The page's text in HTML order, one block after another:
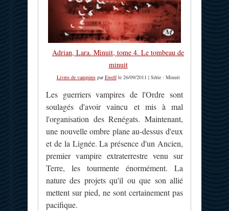
Adrian, Lara. Minuit, tome 4. Le tombeau de
minuit
Livres de vampiresparEwelfle 26/09/2011 | Série : Minuit
Les guerriers vampires de l'Ordre sont
soulagés d'avoir vaincu et mis à mal
l'organisation des Renégats. Maintenant,
une nouvelle ombre plane au-dessus d'eux
et de la Lignée. La présence d'un Ancien,
premier vampire extraterrestre venu sur
Terre, les tourmente énormément. La
nature des projets qu'il ou que son allié
mettent sur pied, ne sont certainement pas
pacifique.